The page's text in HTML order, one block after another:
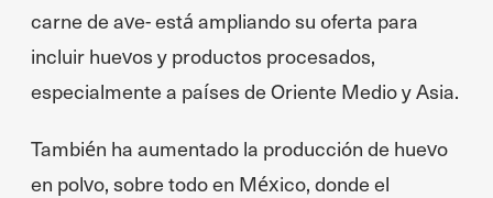
carne de ave- está ampliando su oferta para
incluir huevos y productos procesados,
especialmente a países de Oriente Medio y Asia.
También ha aumentado la producción de huevo
en polvo, sobre todo en México, donde el